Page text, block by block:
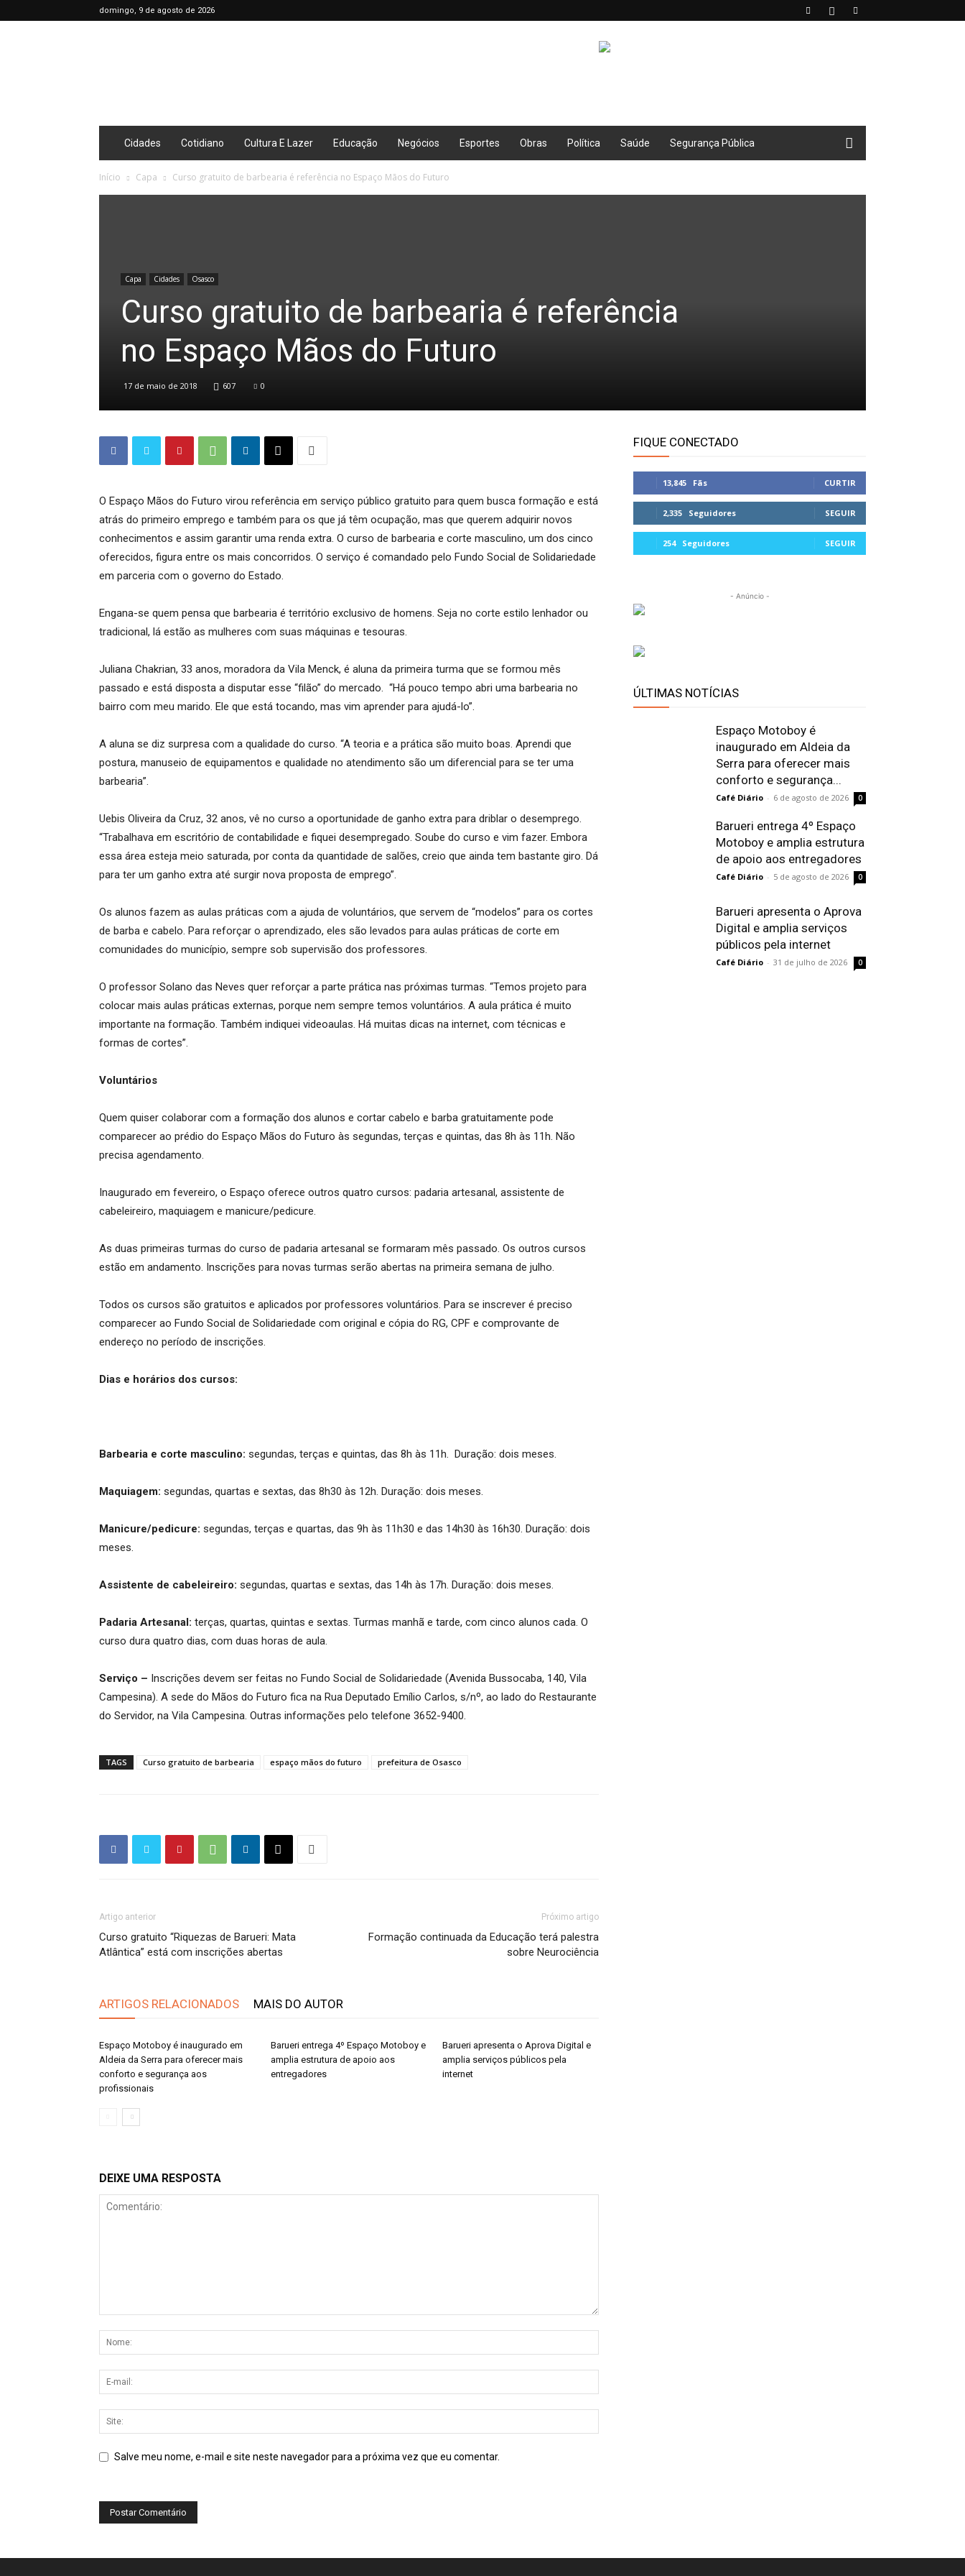
domingo, 9 de agosto de 2026
Cidades Cotidiano Cultura E Lazer Educação Negócios Esportes Obras Política Saúde Segurança Pública
Início Capa Curso gratuito de barbearia é referência no Espaço Mãos do Futuro
Capa Cidades Osasco
Curso gratuito de barbearia é referência
no Espaço Mãos do Futuro
17 de maio de 2018 607 0
O Espaço Mãos do Futuro virou referência em serviço público gratuito para quem busca formação e está
atrás do primeiro emprego e também para os que já têm ocupação, mas que querem adquirir novos
conhecimentos e assim garantir uma renda extra. O curso de barbearia e corte masculino, um dos cinco
oferecidos, figura entre os mais concorridos. O serviço é comandado pelo Fundo Social de Solidariedade
em parceria com o governo do Estado.
Engana-se quem pensa que barbearia é território exclusivo de homens. Seja no corte estilo lenhador ou
tradicional, lá estão as mulheres com suas máquinas e tesouras.
Juliana Chakrian, 33 anos, moradora da Vila Menck, é aluna da primeira turma que se formou mês
passado e está disposta a disputar esse “filão” do mercado. “Há pouco tempo abri uma barbearia no
bairro com meu marido. Ele que está tocando, mas vim aprender para ajudá-lo”.
A aluna se diz surpresa com a qualidade do curso. “A teoria e a prática são muito boas. Aprendi que
postura, manuseio de equipamentos e qualidade no atendimento são um diferencial para se ter uma
barbearia”.
Uebis Oliveira da Cruz, 32 anos, vê no curso a oportunidade de ganho extra para driblar o desemprego.
“Trabalhava em escritório de contabilidade e fiquei desempregado. Soube do curso e vim fazer. Embora
essa área esteja meio saturada, por conta da quantidade de salões, creio que ainda tem bastante giro. Dá
para ter um ganho extra até surgir nova proposta de emprego”.
Os alunos fazem as aulas práticas com a ajuda de voluntários, que servem de “modelos” para os cortes
de barba e cabelo. Para reforçar o aprendizado, eles são levados para aulas práticas de corte em
comunidades do município, sempre sob supervisão dos professores.
O professor Solano das Neves quer reforçar a parte prática nas próximas turmas. “Temos projeto para
colocar mais aulas práticas externas, porque nem sempre temos voluntários. A aula prática é muito
importante na formação. Também indiquei videoaulas. Há muitas dicas na internet, com técnicas e
formas de cortes”.
Voluntários
Quem quiser colaborar com a formação dos alunos e cortar cabelo e barba gratuitamente pode
comparecer ao prédio do Espaço Mãos do Futuro às segundas, terças e quintas, das 8h às 11h. Não
precisa agendamento.
Inaugurado em fevereiro, o Espaço oferece outros quatro cursos: padaria artesanal, assistente de
cabeleireiro, maquiagem e manicure/pedicure.
As duas primeiras turmas do curso de padaria artesanal se formaram mês passado. Os outros cursos
estão em andamento. Inscrições para novas turmas serão abertas na primeira semana de julho.
Todos os cursos são gratuitos e aplicados por professores voluntários. Para se inscrever é preciso
comparecer ao Fundo Social de Solidariedade com original e cópia do RG, CPF e comprovante de
endereço no período de inscrições.
Dias e horários dos cursos:
Barbearia e corte masculino: segundas, terças e quintas, das 8h às 11h. Duração: dois meses.
Maquiagem: segundas, quartas e sextas, das 8h30 às 12h. Duração: dois meses.
Manicure/pedicure: segundas, terças e quartas, das 9h às 11h30 e das 14h30 às 16h30. Duração: dois
meses.
Assistente de cabeleireiro: segundas, quartas e sextas, das 14h às 17h. Duração: dois meses.
Padaria Artesanal: terças, quartas, quintas e sextas. Turmas manhã e tarde, com cinco alunos cada. O
curso dura quatro dias, com duas horas de aula.
Serviço – Inscrições devem ser feitas no Fundo Social de Solidariedade (Avenida Bussocaba, 140, Vila
Campesina). A sede do Mãos do Futuro fica na Rua Deputado Emílio Carlos, s/nº, ao lado do Restaurante
do Servidor, na Vila Campesina. Outras informações pelo telefone 3652-9400.
TAGS Curso gratuito de barbearia espaço mãos do futuro prefeitura de Osasco
Artigo anterior
Curso gratuito “Riquezas de Barueri: Mata
Atlântica” está com inscrições abertas
Próximo artigo
Formação continuada da Educação terá palestra
sobre Neurociência
ARTIGOS RELACIONADOS MAIS DO AUTOR
Espaço Motoboy é inaugurado em
Aldeia da Serra para oferecer mais
conforto e segurança aos
profissionais
Barueri entrega 4º Espaço Motoboy e
amplia estrutura de apoio aos
entregadores
Barueri apresenta o Aprova Digital e
amplia serviços públicos pela
internet
DEIXE UMA RESPOSTA
Salve meu nome, e-mail e site neste navegador para a próxima vez que eu comentar.
FIQUE CONECTADO
13,845 Fãs CURTIR
2,335 Seguidores SEGUIR
254 Seguidores SEGUIR
- Anúncio -
ÚLTIMAS NOTÍCIAS
Espaço Motoboy é
inaugurado em Aldeia da
Serra para oferecer mais
conforto e segurança...
Café Diário - 6 de agosto de 2026 0
Barueri entrega 4º Espaço
Motoboy e amplia estrutura
de apoio aos entregadores
Café Diário - 5 de agosto de 2026 0
Barueri apresenta o Aprova
Digital e amplia serviços
públicos pela internet
Café Diário - 31 de julho de 2026 0